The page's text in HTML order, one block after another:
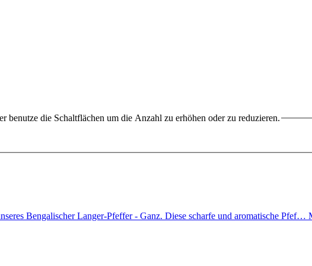
benutze die Schaltflächen um die Anzahl zu erhöhen oder zu reduzieren.
Bengalischer Langer-Pfeffer - Ganz. Diese scharfe und aromatische Pfef…